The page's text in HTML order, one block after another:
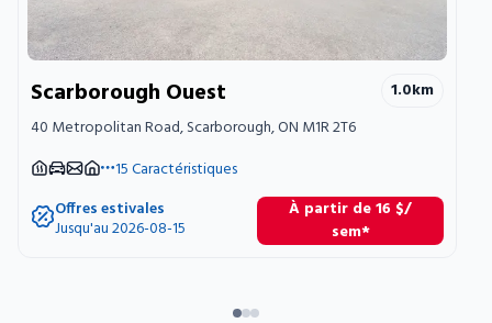
Scarborough Ouest 1.0km
40 Metropolitan Road, Scarborough, ON M1R 2T6
15Caractéristiques
Offres estivales
Jusqu'au 2026-08-15
À partir de16 $/
sem*